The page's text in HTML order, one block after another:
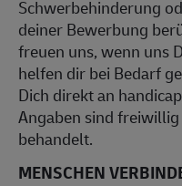
Schwerbehinderung
deiner Bewerbung
freuen uns, wenn uns
helfen dir bei Bedarf
Dich direkt an
Angaben sind
behandelt.
MENSCHEN